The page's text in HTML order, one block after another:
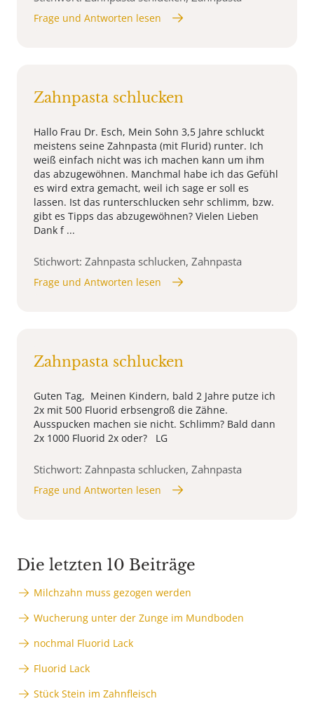
Frage und Antworten lesen
Zahnpasta schlucken
Hallo Frau Dr. Esch, Mein Sohn 3,5 Jahre schluckt
meistens seine Zahnpasta (mit Flurid) runter. Ich
weiß einfach nicht was ich machen kann um ihm
das abzugewöhnen. Manchmal habe ich das Gefühl
es wird extra gemacht, weil ich sage er soll es
lassen. Ist das runterschlucken sehr schlimm, bzw.
gibt es Tipps das abzugewöhnen? Vielen Lieben
Dank f ...
Stichwort: Zahnpasta schlucken, Zahnpasta
Frage und Antworten lesen
Zahnpasta schlucken
Guten Tag, Meinen Kindern, bald 2 Jahre putze ich
2x mit 500 Fluorid erbsengroß die Zähne.
Ausspucken machen sie nicht. Schlimm? Bald dann
2x 1000 Fluorid 2x oder? LG
Stichwort: Zahnpasta schlucken, Zahnpasta
Frage und Antworten lesen
Die letzten 10 Beiträge
Milchzahn muss gezogen werden
Wucherung unter der Zunge im Mundboden
nochmal Fluorid Lack
Fluorid Lack
Stück Stein im Zahnfleisch